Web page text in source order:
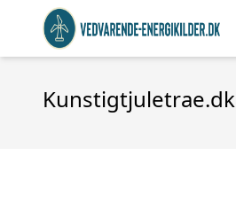
Kunstigtjuletrae.dk